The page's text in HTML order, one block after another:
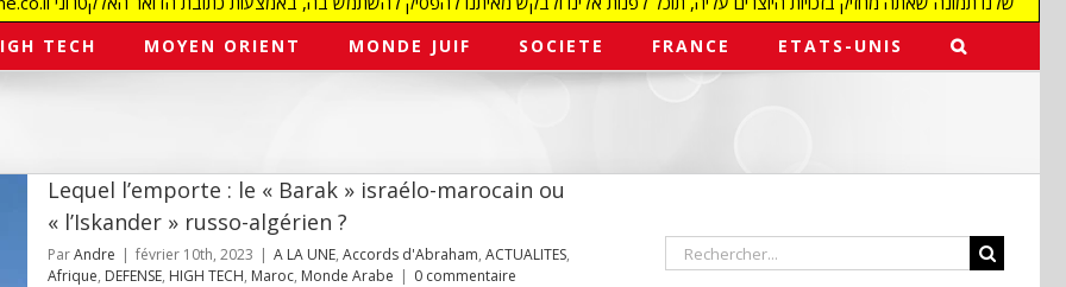
TECH MOYEN ORIENT MONDE JUIF SOCIETE FRANCE ETATS-UNIS
Lequel l’emporte : le « Barak » israélo-marocain ou
« l’Iskander » russo-algérien ?
ParAndre | février 10th, 2023 | A LA UNE, Accords d'Abraham, ACTUALITES,
Afrique, DEFENSE, HIGH TECH, Maroc, Monde Arabe | 0 commentaire
Rechercher: